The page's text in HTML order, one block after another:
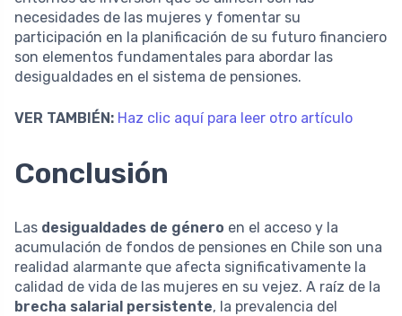
necesidades de las mujeres y fomentar su
participación en la planificación de su futuro financiero
son elementos fundamentales para abordar las
desigualdades en el sistema de pensiones.
VER TAMBIÉN: Haz clic aquí para leer otro artículo
Conclusión
Las desigualdades de género en el acceso y la
acumulación de fondos de pensiones en Chile son una
realidad alarmante que afecta significativamente la
calidad de vida de las mujeres en su vejez. A raíz de la
brecha salarial persistente, la prevalencia del